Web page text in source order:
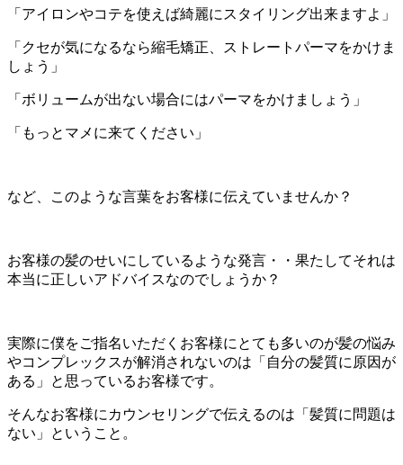
「アイロンやコテを使えば綺麗にスタイリング出来ますよ」
「クセが気になるなら縮毛矯正、ストレートパーマをかけま
しょう」
「ボリュームが出ない場合にはパーマをかけましょう」
「もっとマメに来てください」
など、このような言葉をお客様に伝えていませんか？
お客様の髪のせいにしているような発言・・果たしてそれは
本当に正しいアドバイスなのでしょうか？
実際に僕をご指名いただくお客様にとても多いのが髪の悩み
やコンプレックスが解消されないのは「自分の髪質に原因が
ある」と思っているお客様です。
そんなお客様にカウンセリングで伝えるのは「髪質に問題は
ない」ということ。